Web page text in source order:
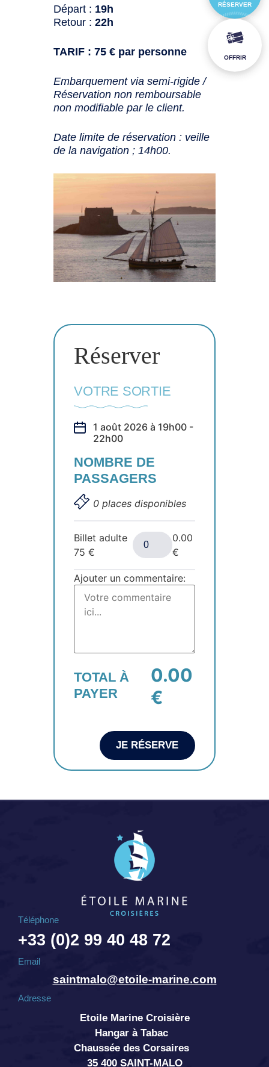
Départ : 19h
Retour : 22h
TARIF : 75 € par personne
Embarquement via semi-rigide /
Réservation non remboursable
non modifiable par le client.
Date limite de réservation : veille
de la navigation ; 14h00.
Réserver
VOTRE SORTIE
1 août 2026 à 19h00 -
22h00
NOMBRE DE
PASSAGERS
0 places disponibles
Billet adulte
75€
0.00
€
Ajouter un commentaire:
TOTAL À
PAYER
0.00
€
JE RÉSERVE
Téléphone
+33 (0)2 99 40 48 72
Email
saintmalo@etoile-marine.com
Adresse
Etoile Marine Croisière
Hangar à Tabac
Chaussée des Corsaires
35 400 SAINT-MALO
RÉSERVER
OFFRIR